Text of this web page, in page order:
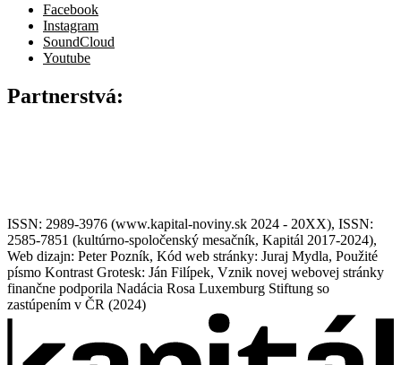
Facebook
Instagram
SoundCloud
Youtube
Partnerstvá:
ISSN: 2989-3976 (www.kapital-noviny.sk 2024 - 20XX), ISSN:
2585-7851 (kultúrno-spoločenský mesačník, Kapitál 2017-2024),
Web dizajn: Peter Pozník, Kód web stránky: Juraj Mydla, Použité
písmo Kontrast Grotesk: Ján Filípek, Vznik novej webovej stránky
finančne podporila Nadácia Rosa Luxemburg Stiftung so
zastúpením v ČR (2024)